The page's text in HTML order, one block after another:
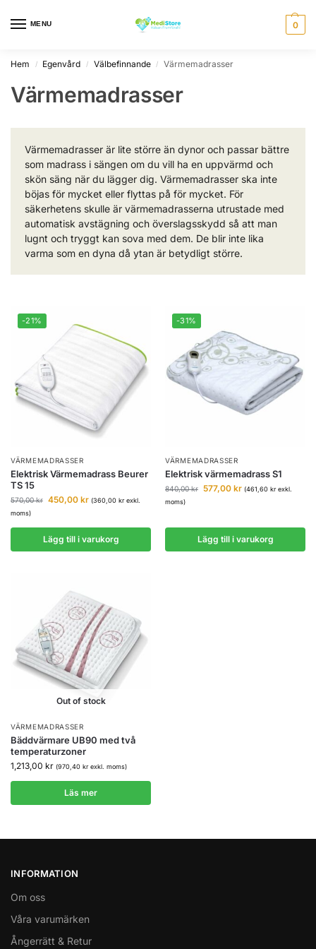
MENU 0
Hem / Egenvård / Välbefinnande / Värmemadrasser
Värmemadrasser
Värmemadrasser är lite större än dynor och passar bättre
som madrass i sängen om du vill ha en uppvärmd och
skön säng när du lägger dig. Värmemadrasser ska inte
böjas för mycket eller flyttas på för mycket. För
säkerhetens skulle är värmemadrasserna utrustade med
automatisk avstägning och överslagsskydd så att man
lugnt och tryggt kan sova med dem. De blir inte lika
varma som en dyna då ytan är betydligt större.
-21%
VÄRMEMADRASSER
Elektrisk Värmemadrass Beurer
TS 15
570,00kr 450,00 kr (360,00 krexkl.
moms)
Lägg till i varukorg
-31%
VÄRMEMADRASSER
Elektrisk värmemadrass S1
840,00kr 577,00 kr (461,60 krexkl.
moms)
Lägg till i varukorg
Out of stock
VÄRMEMADRASSER
Bäddvärmare UB90 med två
temperaturzoner
1,213,00 kr (970,40 krexkl. moms)
Läs mer
INFORMATION
Om oss
Våra varumärken
Ångerrätt & Retur